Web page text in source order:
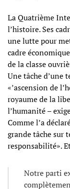
La Quatrième
l’histoire. Ses
une lutte pour
cadre
de la classe
Une tâche d’une
«’ascension de
royaume de la
l’humanité –
Comme l’a
grande tâche sur
responsabilité».
Notre parti